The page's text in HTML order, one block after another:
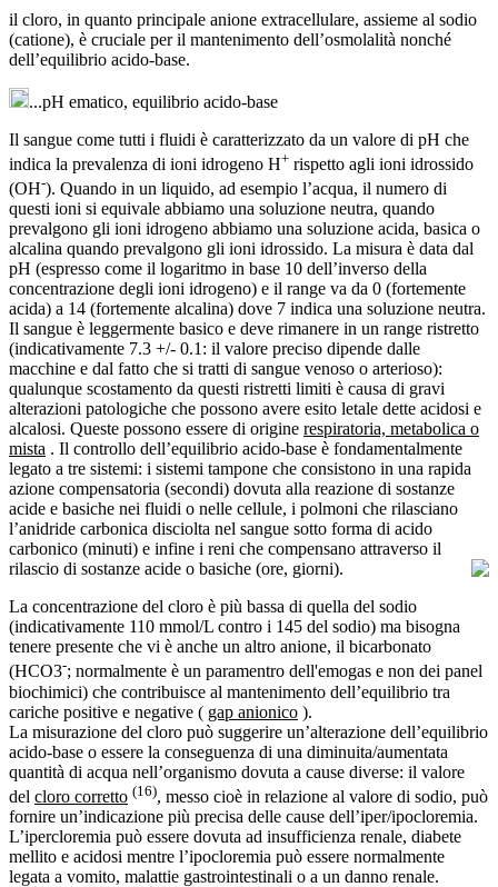
il cloro, in quanto principale anione extracellulare, assieme al sodio
(catione), è cruciale per il mantenimento dell’osmolalità nonché
dell’equilibrio acido-base.
...pH ematico, equilibrio acido-base
Il sangue come tutti i fluidi è caratterizzato da un valore di pH che
indica la prevalenza di ioni idrogeno H+ rispetto agli ioni idrossido
(OH-). Quando in un liquido, ad esempio l’acqua, il numero di
questi ioni si equivale abbiamo una soluzione neutra, quando
prevalgono gli ioni idrogeno abbiamo una soluzione acida, basica o
alcalina quando prevalgono gli ioni idrossido. La misura è data dal
pH (espresso come il logaritmo in base 10 dell’inverso della
concentrazione degli ioni idrogeno) e il range va da 0 (fortemente
acida) a 14 (fortemente alcalina) dove 7 indica una soluzione neutra.
Il sangue è leggermente basico e deve rimanere in un range ristretto
(indicativamente 7.3 +/- 0.1: il valore preciso dipende dalle
macchine e dal fatto che si tratti di sangue venoso o arterioso):
qualunque scostamento da questi ristretti limiti è causa di gravi
alterazioni patologiche che possono avere esito letale dette acidosi e
alcalosi. Queste possono essere di origine respiratoria, metabolica o
mista . Il controllo dell’equilibrio acido-base è fondamentalmente
legato a tre sistemi: i sistemi tampone che consistono in una rapida
azione compensatoria (secondi) dovuta alla reazione di sostanze
acide e basiche nei fluidi o nelle cellule, i polmoni che rilasciano
l’anidride carbonica disciolta nel sangue sotto forma di acido
carbonico (minuti) e infine i reni che compensano attraverso il
rilascio di sostanze acide o basiche (ore, giorni).
La concentrazione del cloro è più bassa di quella del sodio
(indicativamente 110 mmol/L contro i 145 del sodio) ma bisogna
tenere presente che vi è anche un altro anione, il bicarbonato
(HCO3-; normalmente è un paramentro dell'emogas e non dei panel
biochimici) che contribuisce al mantenimento dell’equilibrio tra
cariche positive e negative ( gap anionico ).
La misurazione del cloro può suggerire un’alterazione dell’equilibrio
acido-base o essere la conseguenza di una diminuita/aumentata
quantità di acqua nell’organismo dovuta a cause diverse: il valore
del cloro corretto (16), messo cioè in relazione al valore di sodio, può
fornire un’indicazione più precisa delle cause dell’iper/ipocloremia.
L’ipercloremia può essere dovuta ad insufficienza renale, diabete
mellito e acidosi mentre l’ipocloremia può essere normalmente
legata a vomito, malattie gastrointestinali o a un danno renale.